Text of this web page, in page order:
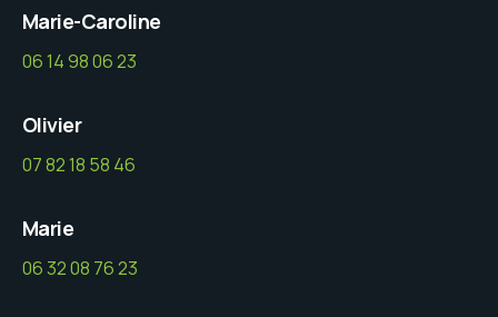
Marie-Caroline
06 14 98 06 23
Olivier
07 82 18 58 46
Marie
06 32 08 76 23